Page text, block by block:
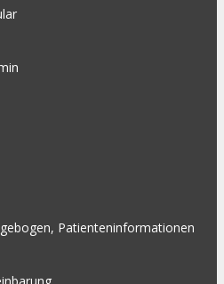
Patienteninformationen